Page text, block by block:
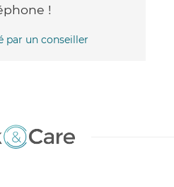
!
par un conseiller